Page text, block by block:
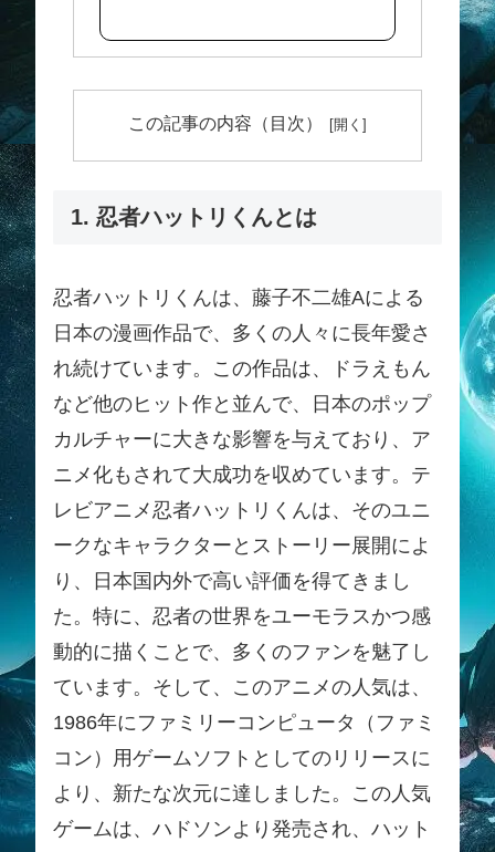
この記事の内容（目次）
1. 忍者ハットリくんとは
忍者ハットリくんは、藤子不二雄Aによる
日本の漫画作品で、多くの人々に長年愛さ
れ続けています。この作品は、ドラえもん
など他のヒット作と並んで、日本のポップ
カルチャーに大きな影響を与えており、ア
ニメ化もされて大成功を収めています。テ
レビアニメ忍者ハットリくんは、そのユニ
ークなキャラクターとストーリー展開によ
り、日本国内外で高い評価を得てきまし
た。特に、忍者の世界をユーモラスかつ感
動的に描くことで、多くのファンを魅了し
ています。そして、このアニメの人気は、
1986年にファミリーコンピュータ（ファミ
コン）用ゲームソフトとしてのリリースに
より、新たな次元に達しました。この人気
ゲームは、ハドソンより発売され、ハット